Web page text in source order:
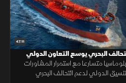
47:11
البحري يوسع التعاون الدولي
متسارعا مع استمرار المشاورات
الدولي لدعم التحالف البحري